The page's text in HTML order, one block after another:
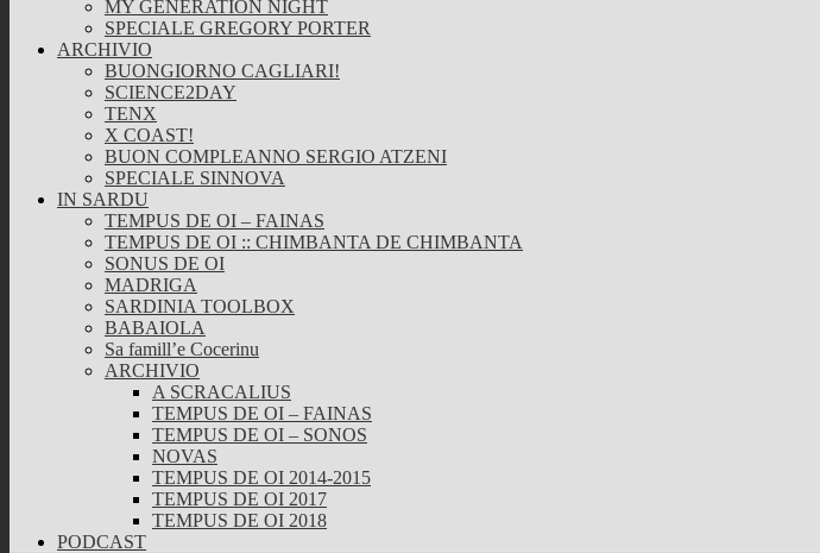
MY GENERATION NIGHT
SPECIALE GREGORY PORTER
ARCHIVIO
BUONGIORNO CAGLIARI!
SCIENCE2DAY
TENX
X COAST!
BUON COMPLEANNO SERGIO ATZENI
SPECIALE SINNOVA
IN SARDU
TEMPUS DE OI – FAINAS
TEMPUS DE OI :: CHIMBANTA DE CHIMBANTA
SONUS DE OI
MADRIGA
SARDINIA TOOLBOX
BABAIOLA
Sa famill’e Cocerinu
ARCHIVIO
A SCRACALIUS
TEMPUS DE OI – FAINAS
TEMPUS DE OI – SONOS
NOVAS
TEMPUS DE OI 2014-2015
TEMPUS DE OI 2017
TEMPUS DE OI 2018
PODCAST